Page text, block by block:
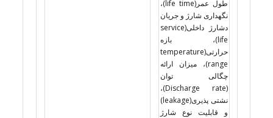
طول عمر(life time)،
نگهداری شارژ و جریان
دشارژ داخلی(service
life)، بازه
حرارتی(temperature
range)، میزان ارائه
چگالی توان
(Discharge rate)،
نشتی پذیری(leakage)
و قابلیت نوع شارژ